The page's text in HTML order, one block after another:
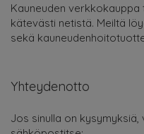
Kauneuden
kätevästi netistä. Meiltä
sekä
Yhteydenotto
Jos sinulla on